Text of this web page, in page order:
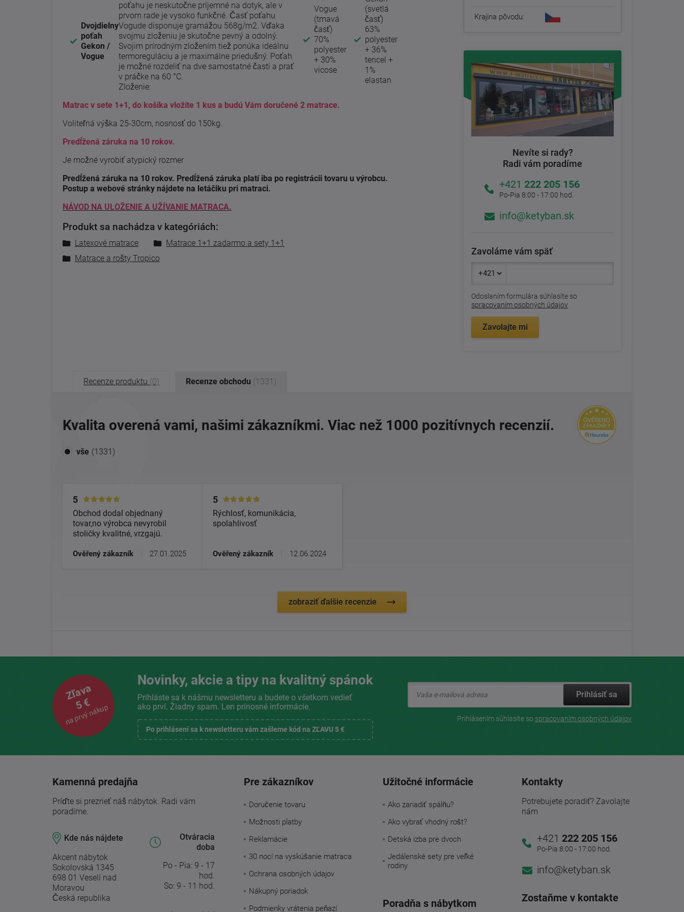
Dvojdielny
poťah
Gekon /
Vogue
poťahu je neskutočne príjemné na dotyk, ale v
prvom rade je vysoko funkčné. Časť poťahu
Vogude disponuje gramážou 568g/m2. Vďaka
svojmu zloženiu je skutočne pevný a odolný.
Svojim prírodným zložením tiež ponúka ideálnu
termoreguláciu a je maximálne priedušný. Poťah
je možné rozdeliť na dve samostatné časti a prať
v práčke na 60 °C.
Zloženie:
Vogue
(tmavá
časť)
70%
polyester
+ 30%
vicose
(svetlá
časť)
63%
polyester
+ 36%
tencel +
1%
elastan
Matrac v sete 1+1, do košíka vložíte 1 kus a budú Vám doručené 2 matrace.
Voliteľná výška 25-30cm, nosnosť do 150kg.
Predĺžená záruka na 10 rokov.
Je možné vyrobiť atypický rozmer
Predĺžená záruka na 10 rokov. Predĺžená záruka platí iba po registrácii tovaru u výrobcu.
Postup a webové stránky nájdete na letáčiku pri matraci.
NÁVOD NA ULOŽENIE A UŽÍVANIE MATRACA.
Produkt sa nachádza v kategóriách:
Latexové matrace
Matrace 1+1 zadarmo a sety 1+1
Matrace a rošty Tropico
Krajina pôvodu:
Nevíte si rady?
Radi vám poradíme
+421 222 205 156
Po-Pia 8:00 - 17:00 hod.
info@ketyban.sk
Zavoláme vám späť
Odoslaním formulára súhlasíte so
spracovaním osobných údajov
Zavolajte mi
Recenze produktu (0) Recenze obchodu (1331)
Kvalita overená vami, našimi zákazníkmi. Viac než 1000 pozitívnych recenzií.
vše (1331)
5
Obchod dodal objednaný
tovar,no výrobca nevyrobil
stoličky kvalitné, vrzgajú.
Ověřený zákazník 27.01.2025
5
Rýchlosť, komunikácia,
spolahlivosť
Ověřený zákazník 12.06.2024
zobraziť ďalšie recenzie
Zľava
5 €
na prvý nákup
Novinky, akcie a tipy na kvalitný spánok
Prihláste sa k nášmu newsletteru a budete o všetkom vedieť
ako prví. Žiadny spam. Len prínosné informácie.
Po prihlásení sa k newsletteru vám zašleme kód na ZĽAVU 5 €
Prihlásiť sa
Prihlásením súhlasíte so spracovaním osobných údajov
Kamenná predajňa
Príďte si prezrieť náš nábytok. Radi vám
poradíme.
Kde nás nájdete
Akcent nábytok
Sokolovská 1345
698 01 Veselí nad
Moravou
Česká republika
Otváracia
doba
Po - Pia: 9 - 17
hod.
So: 9 - 11 hod.
Pre zákazníkov
Doručenie tovaru
Možnosti platby
Reklamácie
30 nocí na vyskúšanie matraca
Ochrana osobných údajov
Nákupný poriadok
Podmienky vrátenia peňazí
Užitočné informácie
Ako zariadiť spálňu?
Ako vybrať vhodný rošt?
Detská izba pre dvoch
Jedálenské sety pre veľké
rodiny
Poradňa s nábytkom
Kontakty
Potrebujete poradiť? Zavolajte
nám
+421 222 205 156
Po-Pia 8:00 - 17:00 hod.
info@ketyban.sk
Zostaňme v kontakte